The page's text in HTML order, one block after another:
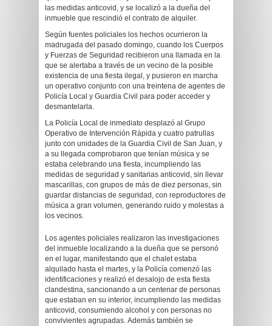
las medidas anticovid, y se localizó a la dueña del
inmueble que rescindió el contrato de alquiler.
Según fuentes policiales los hechos ocurrieron la
madrugada del pasado domingo, cuando los Cuerpos
y Fuerzas de Seguridad recibieron una llamada en la
que se alertaba a través de un vecino de la posible
existencia de una fiesta ilegal, y pusieron en marcha
un operativo conjunto con una treintena de agentes de
Policía Local y Guardia Civil para poder acceder y
desmantelarla.
La Policía Local de inmediato desplazó al Grupo
Operativo de Intervención Rápida y cuatro patrullas
junto con unidades de la Guardia Civil de San Juan, y
a su llegada comprobaron que tenían música y se
estaba celebrando una fiesta, incumpliendo las
medidas de seguridad y sanitarias anticovid, sin llevar
mascarillas, con grupos de más de diez personas, sin
guardar distancias de seguridad, con reproductores de
música a gran volumen, generando ruido y molestas a
los vecinos.
Los agentes policiales realizaron las investigaciones
del inmueble localizando a la dueña que se personó
en el lugar, manifestando que el chalet estaba
alquilado hasta el martes, y la Policía comenzó las
identificaciones y realizó el desalojo de esta fiesta
clandestina, sancionando a un centenar de personas
que estaban en su interior, incumpliendo las medidas
anticovid, consumiendo alcohol y con personas no
convivientes agrupadas. Además también se